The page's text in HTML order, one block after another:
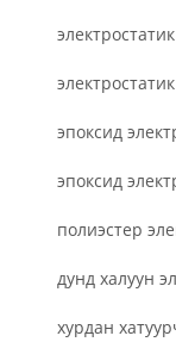
эпоксид
эпоксид
полиэстер
дунд халуун
хурдан